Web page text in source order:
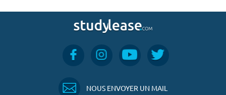
NOUS ENVOYER UN MAIL